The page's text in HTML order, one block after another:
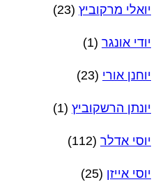
יואלי מרקוביץ (23)
יודי אונגר (1)
יוחנן אורי (23)
יונתן הרשקוביץ (1)
יוסי אדלר (112)
יוסי אייזן (25)